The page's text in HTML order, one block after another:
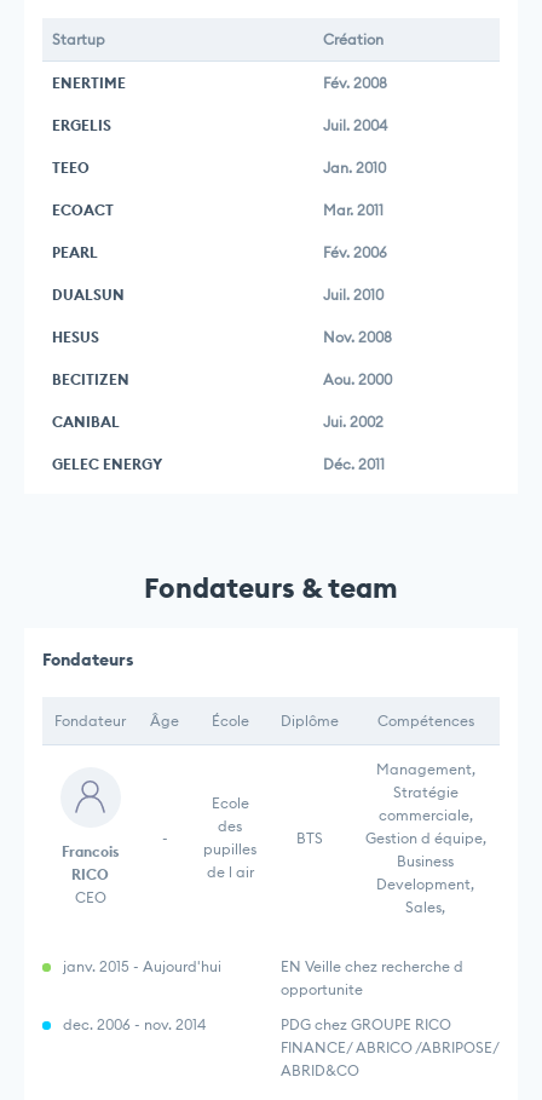
Startup Création
ENERTIME Fév. 2008
ERGELIS Juil. 2004
TEEO Jan. 2010
ECOACT Mar. 2011
PEARL Fév. 2006
DUALSUN Juil. 2010
HESUS Nov. 2008
BECITIZEN Aou. 2000
CANIBAL Jui. 2002
GELEC ENERGY Déc. 2011
Fondateurs & team
Fondateurs
Fondateur Âge École Diplôme Compétences
Francois
RICO
CEO
-
Ecole
des
pupilles
de l air
BTS
Management,
Stratégie
commerciale,
Gestion d équipe,
Business
Development,
Sales,
janv. 2015 - Aujourd'hui
EN Veille chez recherche d
opportunite
dec. 2006 - nov. 2014
PDG chez GROUPE RICO
FINANCE/ ABRICO /ABRIPOSE/
ABRID&CO